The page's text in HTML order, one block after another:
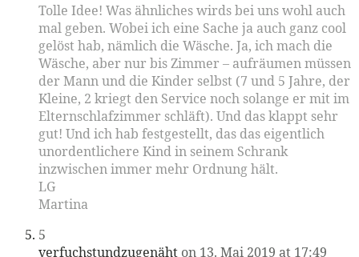
Tolle Idee! Was ähnliches wirds bei uns wohl auch
mal geben. Wobei ich eine Sache ja auch ganz cool
gelöst hab, nämlich die Wäsche. Ja, ich mach die
Wäsche, aber nur bis Zimmer – aufräumen müssen
der Mann und die Kinder selbst (7 und 5 Jahre, der
Kleine, 2 kriegt den Service noch solange er mit im
Elternschlafzimmer schläft). Und das klappt sehr
gut! Und ich hab festgestellt, das das eigentlich
unordentlichere Kind in seinem Schrank
inzwischen immer mehr Ordnung hält.
LG
Martina
5
verfuchstundzugenäht on 13. Mai 2019 at 17:49